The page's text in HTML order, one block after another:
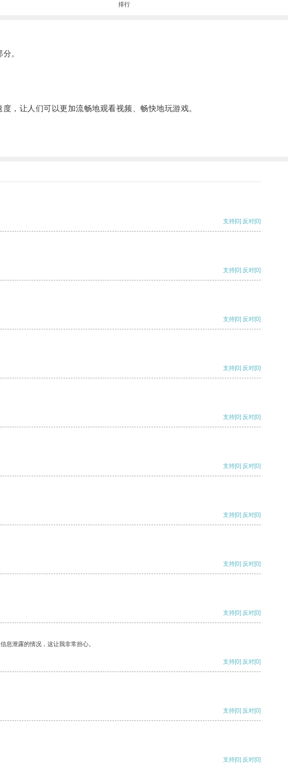
排行
。
让人们可以更加流畅地观看视频、畅快地玩游戏。
支持[0] 反对[0]
支持[0] 反对[0]
支持[0] 反对[0]
支持[0] 反对[0]
支持[0] 反对[0]
支持[0] 反对[0]
支持[0] 反对[0]
支持[0] 反对[0]
支持[0] 反对[0]
息泄露的情况，这让我非常担心。
支持[0] 反对[0]
支持[0] 反对[0]
支持[0] 反对[0]